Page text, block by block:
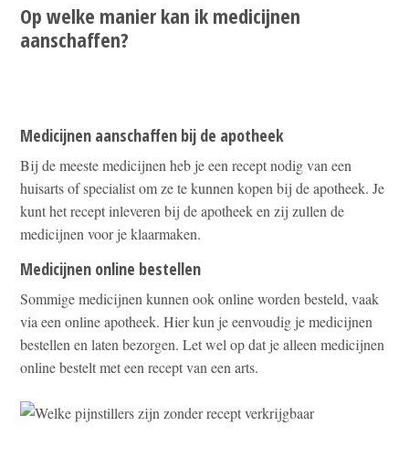
Op welke manier kan ik medicijnen
aanschaffen?
Medicijnen aanschaffen bij de apotheek
Bij de meeste medicijnen heb je een recept nodig van een
huisarts of specialist om ze te kunnen kopen bij de apotheek. Je
kunt het recept inleveren bij de apotheek en zij zullen de
medicijnen voor je klaarmaken.
Medicijnen online bestellen
Sommige medicijnen kunnen ook online worden besteld, vaak
via een online apotheek. Hier kun je eenvoudig je medicijnen
bestellen en laten bezorgen. Let wel op dat je alleen medicijnen
online bestelt met een recept van een arts.